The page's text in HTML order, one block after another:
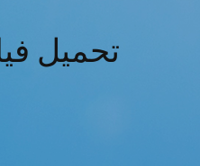
تحميل